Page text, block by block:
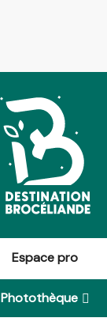
Espace pro
Photothèque